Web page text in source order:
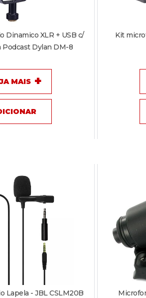
Dinamico XLR + USB c/
Podcast Dylan DM-8
MAIS
Kit
Lapela - JBL CSLM20B